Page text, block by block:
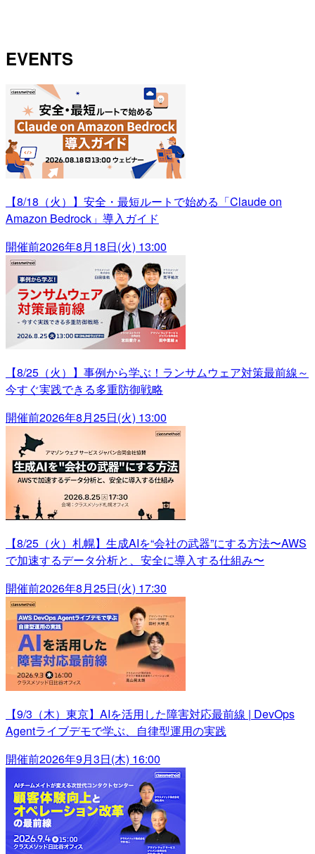
EVENTS
【8/18（火）】安全・最短ルートで始める「Claude on
Amazon Bedrock」導入ガイド
開催前2026年8月18日(火) 13:00
【8/25（火）】事例から学ぶ！ランサムウェア対策最前線～
今すぐ実践できる多重防御戦略
開催前2026年8月25日(火) 13:00
【8/25（火）札幌】生成AIを“会社の武器”にする方法〜AWS
で加速するデータ分析と、安全に導入する仕組み〜
開催前2026年8月25日(火) 17:30
【9/3（木）東京】AIを活用した障害対応最前線 | DevOps
Agentライブデモで学ぶ、自律型運用の実践
開催前2026年9月3日(木) 16:00